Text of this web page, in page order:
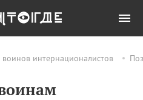
интернационалистов
Все
День памяти жертв